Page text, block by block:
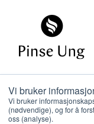
Vi bruker
Vi bruker
(nødvendige), og for å
oss (analyse).